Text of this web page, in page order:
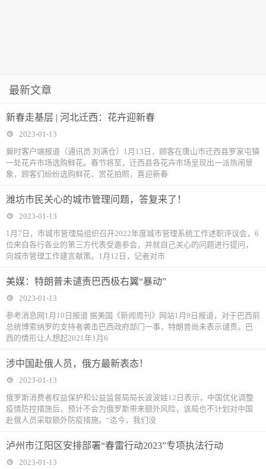
最新文章
新春走基层 | 河北迁西：花卉迎新春
2023-01-13
冀时客户端报道（通讯员 刘满仓）1月13日，顾客在唐山市迁西县罗家屯镇
一处花卉市场选购鲜花。春节将至，迁西县各花卉市场呈现出一派热闹景
象，顾客们纷纷选购鲜花、赏花拍照，喜迎新春
潍坊市民关心的城市管理问题，答复来了！
2023-01-13
1月7日，市城市管理局组织召开2022年度城市管理系统工作述职评议会，6
位来自各行各业的第三方代表受邀参会，并就自己关心的问题进行提问，
向城市管理工作建言献策。1月12日，记者对市
美媒：特朗普未谴责巴西极右翼“暴动”
2023-01-13
参考消息网1月10日报道 据美国《新闻周刊》网站1月9日报道，对于巴西前
总统博索纳罗的支持者袭击巴西政府部门一事，特朗普尚未表示谴责。巴
西的情形让人想起2021年1月6
涉中国赴俄人员，俄方最新表态！
2023-01-13
俄罗斯消费者权益保护和公益监督局局长波波娃12日表示，中国优化调整
疫情防控措施后，预计不会为俄罗斯带来额外风险，该局也不计划对中国
赴俄人员采取额外防疫措施。“迄今，我们没
泸州市江阳区安排部署“春雷行动2023”专项执法行动
2023-01-13